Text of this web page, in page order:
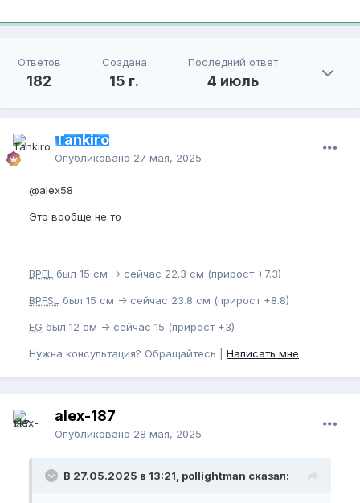
Ответов
182
Создана
15 г.
Последний ответ
4 июль
Tankiro
Опубликовано 27 мая, 2025
@alex58
Это вообще не то
BPEL был 15 см -> сейчас 22.3 см (прирост +7.3)
BPFSL был 15 см -> сейчас 23.8 см (прирост +8.8)
EG был 12 см -> сейчас 15 (прирост +3)
Нужна консультация? Обращайтесь | Написать мне
alex-187
Опубликовано 28 мая, 2025
В 27.05.2025 в 13:21, pollightman сказал: